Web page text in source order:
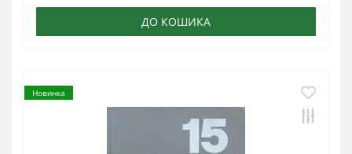
ДО КОШИКА
Новинка